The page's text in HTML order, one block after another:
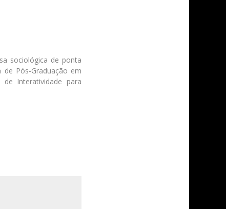
sociológica de ponta
Pós-Graduação em
Interatividade para